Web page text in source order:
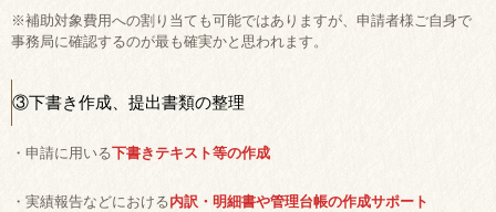
※補助対象費用への割り当ても可能ではありますが、申請者様ご自身で
事務局に確認するのが最も確実かと思われます。
③下書き作成、提出書類の整理
・申請に用いる下書きテキスト等の作成
・実績報告などにおける内訳・明細書や管理台帳の作成サポート